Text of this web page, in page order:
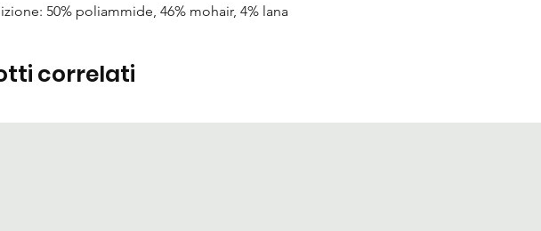
50% poliammide, 46% mohair, 4% lana
correlati